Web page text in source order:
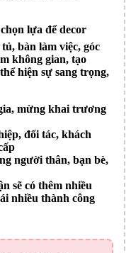
lựa để decor
bàn làm việc, góc
không gian, tạo
hiện sự sang trọng,
mừng khai trương
đối tác, khách
người thân, bạn bè,
sẽ có thêm nhiều
nhiều thành công